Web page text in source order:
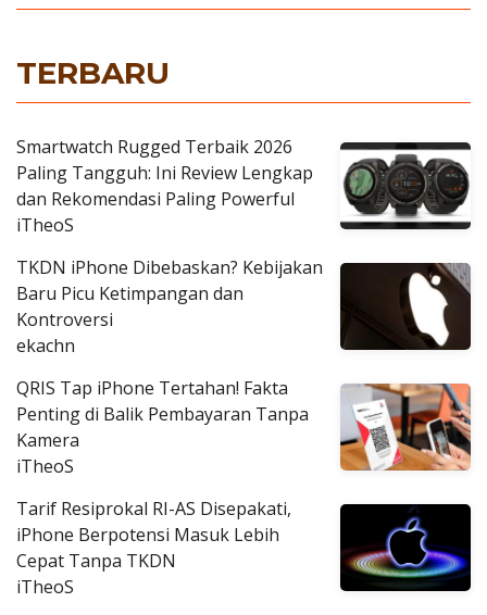
TERBARU
Smartwatch Rugged Terbaik 2026
Paling Tangguh: Ini Review Lengkap
dan Rekomendasi Paling Powerful
iTheoS
TKDN iPhone Dibebaskan? Kebijakan
Baru Picu Ketimpangan dan
Kontroversi
ekachn
QRIS Tap iPhone Tertahan! Fakta
Penting di Balik Pembayaran Tanpa
Kamera
iTheoS
Tarif Resiprokal RI-AS Disepakati,
iPhone Berpotensi Masuk Lebih
Cepat Tanpa TKDN
iTheoS